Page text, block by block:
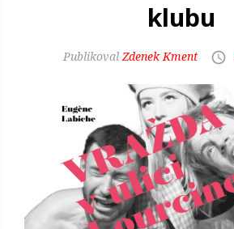
klubu
Zdenek Kment